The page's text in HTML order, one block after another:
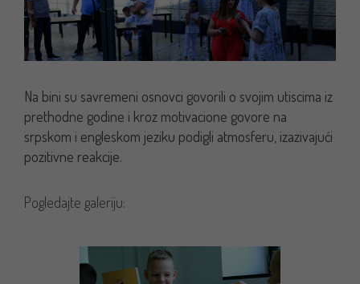
Na bini su savremeni osnovci govorili o svojim utiscima iz
prethodne godine i kroz motivacione govore na
srpskom i engleskom jeziku podigli atmosferu, izazivajući
pozitivne reakcije.
Pogledajte galeriju: